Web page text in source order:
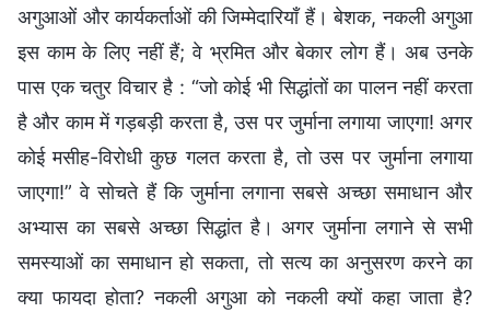
अगुआओं और कार्यकर्ताओं की जिम्मेदारियाँ हैं। बेशक, नकली अगुआ
इस काम के लिए नहीं हैं; वे भ्रमित और बेकार लोग हैं। अब उनके
पास एक चतुर विचार है : “जो कोई भी सिद्धांतों का पालन नहीं करता
है और काम में गड़बड़ी करता है, उस पर जुर्माना लगाया जाएगा! अगर
कोई मसीह-विरोधी कुछ गलत करता है, तो उस पर जुर्माना लगाया
जाएगा!” वे सोचते हैं कि जुर्माना लगाना सबसे अच्छा समाधान और
अभ्यास का सबसे अच्छा सिद्धांत है। अगर जुर्माना लगाने से सभी
समस्याओं का समाधान हो सकता, तो सत्य का अनुसरण करने का
क्या फायदा होता? नकली अगुआ को नकली क्यों कहा जाता है?